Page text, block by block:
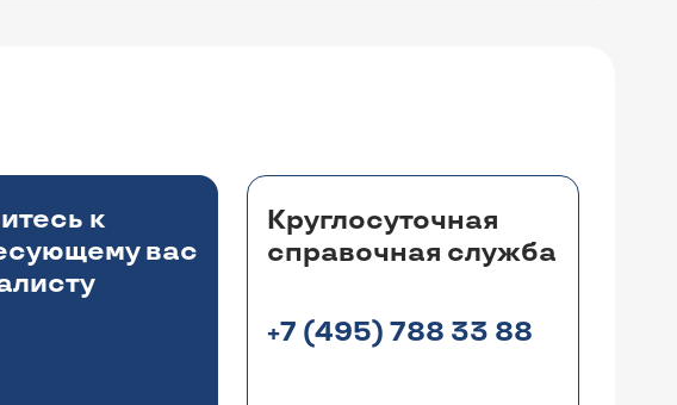
к
вас
Круглосуточная
справочная служба
+7 (495) 788 33 88